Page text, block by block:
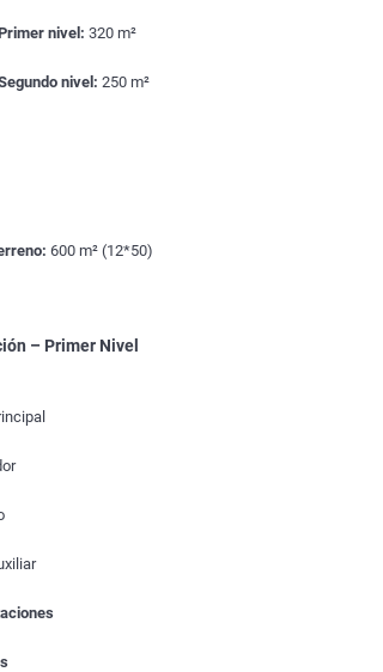
nivel: 320 m²
nivel: 250 m²
600 m² (12*50)
– Primer Nivel